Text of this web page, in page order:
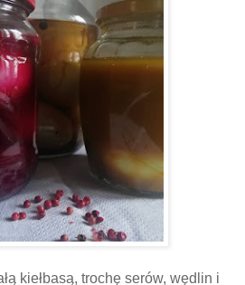
kiełbasą, trochę serów, wędlin i